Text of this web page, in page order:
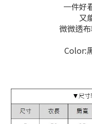
一件好
又
微微透
Color: